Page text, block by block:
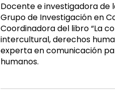
Docente e investigadora de
Grupo de Investigación en
Coordinadora del libro “La
intercultural, derechos
experta en comunicación
humanos.